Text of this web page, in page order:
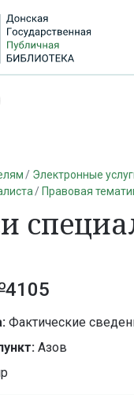
Электронные
Правовая
Фактические
Азов